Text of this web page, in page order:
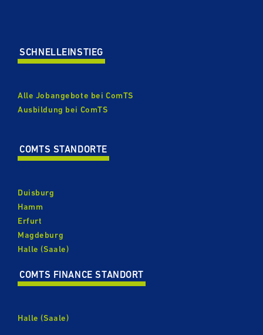
SCHNELL­EIN­STIEG
Alle Jobangebote bei ComTS
Ausbildung bei ComTS
COMTS STANDORTE
Duisburg
Hamm
Erfurt
Magdeburg
Halle (Saale)
COMTS FINANCE STANDORT
Halle (Saale)